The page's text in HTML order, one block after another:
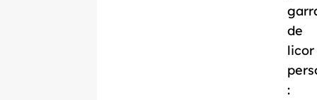
de
licor
: